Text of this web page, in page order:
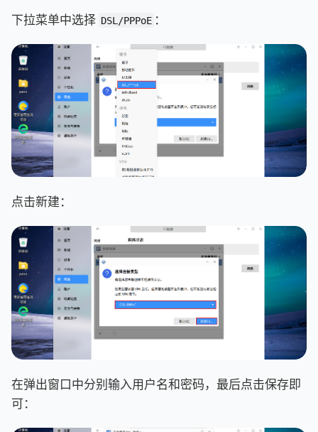
下拉菜单中选择 DSL/PPPoE ：
点击新建：
在弹出窗口中分别输入用户名和密码，最后点击保存即
可：